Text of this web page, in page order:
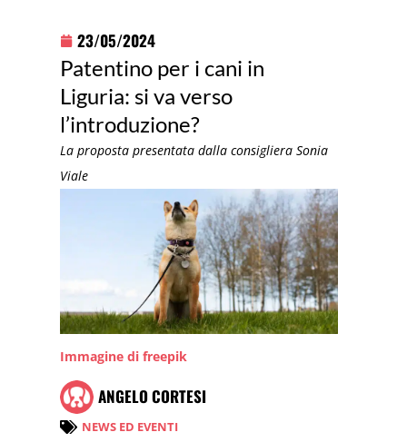
23/05/2024
Patentino per i cani in
Liguria: si va verso
l’introduzione?
La proposta presentata dalla consigliera Sonia
Viale
Immagine di freepik
ANGELO CORTESI
NEWS ED EVENTI